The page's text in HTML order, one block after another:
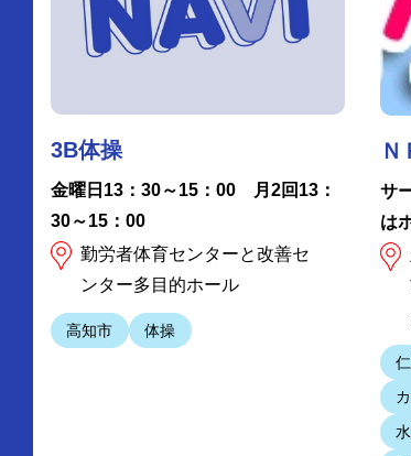
3B体操
金曜日13：30～15：00 月2回13：
30～15：00
勤労者体育センターと改善セ
ンター多目的ホール
高知市 体操
サ
は